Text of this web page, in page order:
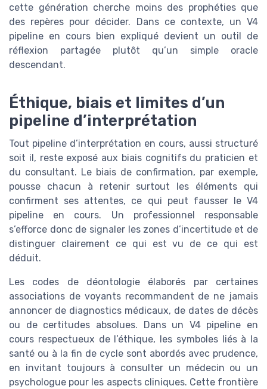
cette génération cherche moins des prophéties que
des repères pour décider. Dans ce contexte, un V4
pipeline en cours bien expliqué devient un outil de
réflexion partagée plutôt qu’un simple oracle
descendant.
Éthique, biais et limites d’un
pipeline d’interprétation
Tout pipeline d’interprétation en cours, aussi structuré
soit il, reste exposé aux biais cognitifs du praticien et
du consultant. Le biais de confirmation, par exemple,
pousse chacun à retenir surtout les éléments qui
confirment ses attentes, ce qui peut fausser le V4
pipeline en cours. Un professionnel responsable
s’efforce donc de signaler les zones d’incertitude et de
distinguer clairement ce qui est vu de ce qui est
déduit.
Les codes de déontologie élaborés par certaines
associations de voyants recommandent de ne jamais
annoncer de diagnostics médicaux, de dates de décès
ou de certitudes absolues. Dans un V4 pipeline en
cours respectueux de l’éthique, les symboles liés à la
santé ou à la fin de cycle sont abordés avec prudence,
en invitant toujours à consulter un médecin ou un
psychologue pour les aspects cliniques. Cette frontière